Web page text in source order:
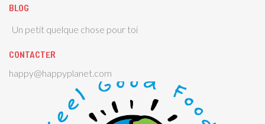
BLOG
Un petit quelque chose pour toi
CONTACTER
happy@happyplanet.com